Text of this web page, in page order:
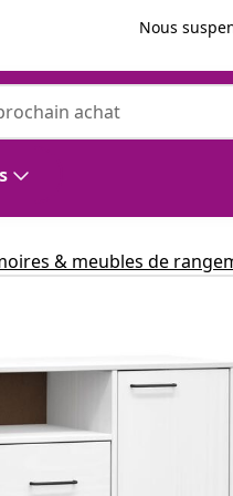
Nous
avec pieds en métal
& meubles de